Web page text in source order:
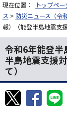
現在位置： トップペー
ス > 防災ニュース（令
報）（能登半島地震支
令和6年能登半
半島地震支援
て）